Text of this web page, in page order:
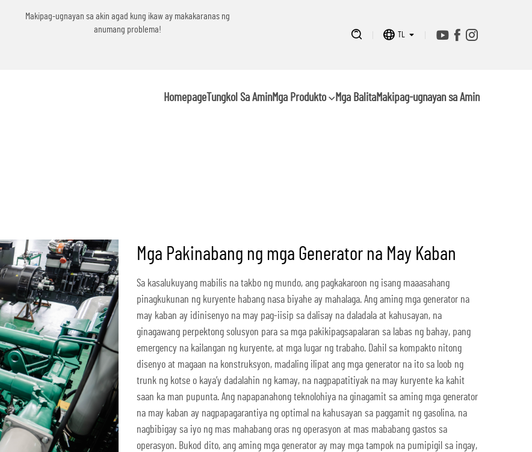
Makipag-ugnayan sa akin agad kung ikaw ay makakaranas ng
anumang problema!
TL
HomepageTungkol Sa AminMga Produkto Mga BalitaMakipag-ugnayan sa Amin
Mga Pakinabang ng mga Generator na May Kaban
Sa kasalukuyang mabilis na takbo ng mundo, ang pagkakaroon ng isang maaasahang
pinagkukunan ng kuryente habang nasa biyahe ay mahalaga. Ang aming mga generator na
may kaban ay idinisenyo na may pag-iisip sa dalisay na daladala at kahusayan, na
ginagawang perpektong solusyon para sa mga pakikipagsapalaran sa labas ng bahay, pang
emergency na kailangan ng kuryente, at mga lugar ng trabaho. Dahil sa kompakto nitong
disenyo at magaan na konstruksyon, madaling ilipat ang mga generator na ito sa loob ng
trunk ng kotse o kaya’y dadalahin ng kamay, na nagpapatitiyak na may kuryente ka kahit
saan ka man pupunta. Ang napapanahong teknolohiya na ginagamit sa aming mga generator
na may kaban ay nagpapagarantiya ng optimal na kahusayan sa paggamit ng gasolina, na
nagbibigay sa iyo ng mas mahabang oras ng operasyon at mas mababang gastos sa
operasyon. Bukod dito, ang aming mga generator ay may mga tampok na pumipigil sa ingay,